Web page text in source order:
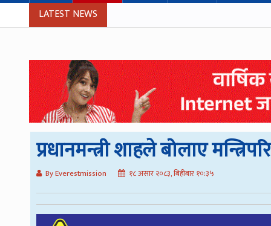
LATEST NEWS
प्रधानमन्त्री शाहले बोलाए
By Everestmission १८ असार २०८३, बिहीबार १०:३५